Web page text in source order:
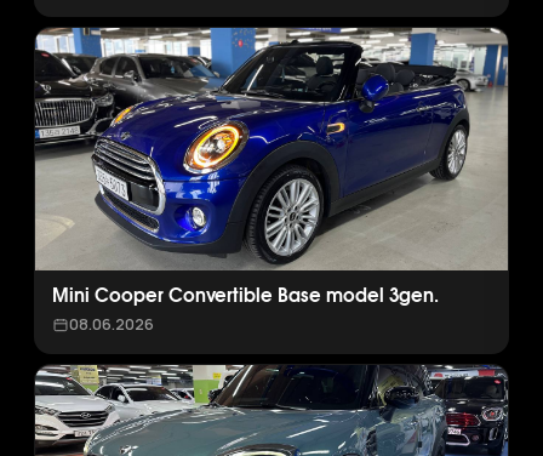
Mini Cooper Convertible Base model 3gen.
08.06.2026